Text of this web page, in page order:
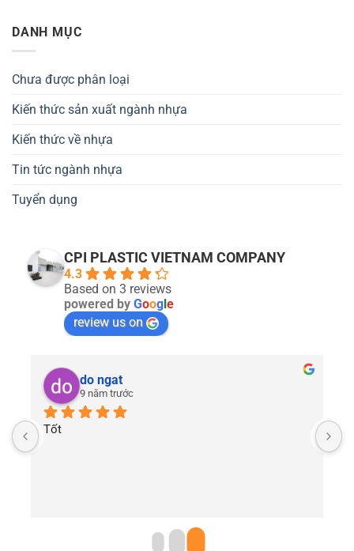
DANH MỤC
Chưa được phân loại
Kiến thức sản xuất ngành nhựa
Kiến thức về nhựa
Tin tức ngành nhựa
Tuyển dụng
CPI PLASTIC VIETNAM COMPANY
4.3
Based on 3 reviews
powered by Goog e
review us on
do ngat
9 năm trước
Tốt